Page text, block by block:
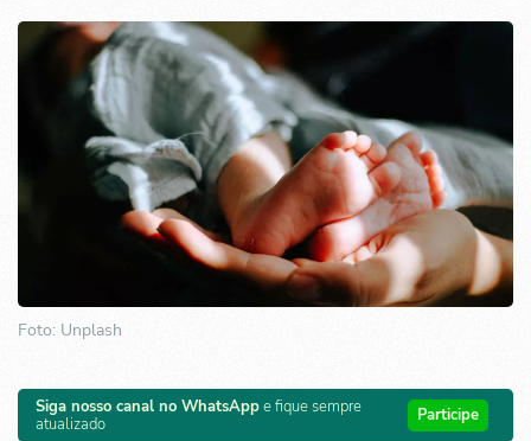
Foto: Unplash
Siga nosso canal no WhatsAppe fique sempre
atualizado
Participe